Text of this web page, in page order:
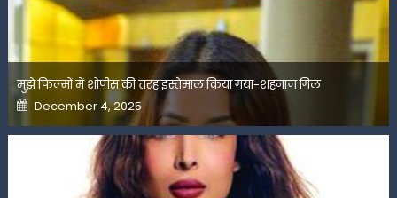
मुझे फिल्मों में शोपीस की तरह इस्तेमाल किया गया-शहनाज गिल
Posted
on
December 4, 2025